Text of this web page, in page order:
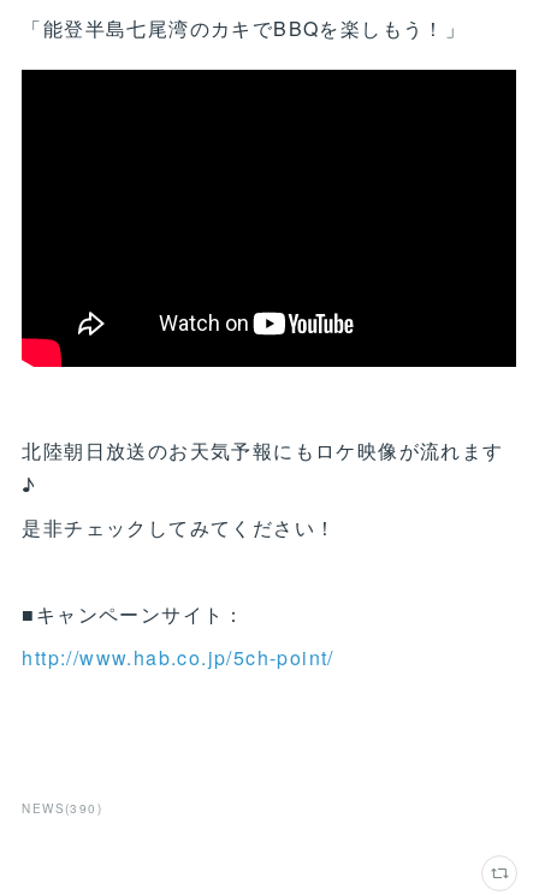
「能登半島七尾湾のカキでBBQを楽しもう！」
北陸朝日放送のお天気予報にもロケ映像が流れます
♪
是非チェックしてみてください！
■キャンペーンサイト：
http://www.hab.co.jp/5ch-point/
NEWS (390 )